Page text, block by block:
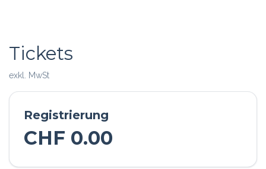
Tickets
exkl. MwSt
Registrierung
CHF 0.00